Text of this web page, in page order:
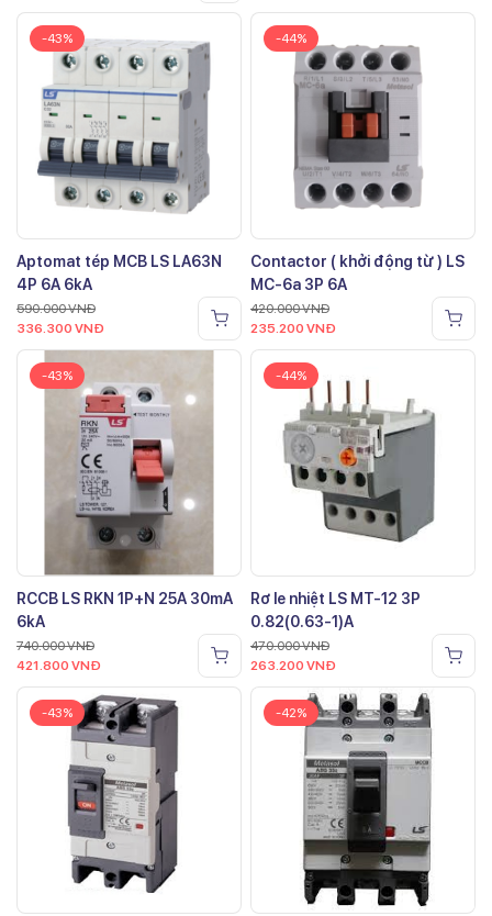
-43%
Aptomat tép MCB LS LA63N
4P 6A 6kA
590.000VNĐ
336.300 VNĐ
-44%
Contactor ( khởi động từ ) LS
MC-6a 3P 6A
420.000VNĐ
235.200 VNĐ
-43%
RCCB LS RKN 1P+N 25A 30mA
6kA
740.000VNĐ
421.800 VNĐ
-44%
Rơ le nhiệt LS MT-12 3P
0.82(0.63-1)A
470.000VNĐ
263.200 VNĐ
-43% -42%